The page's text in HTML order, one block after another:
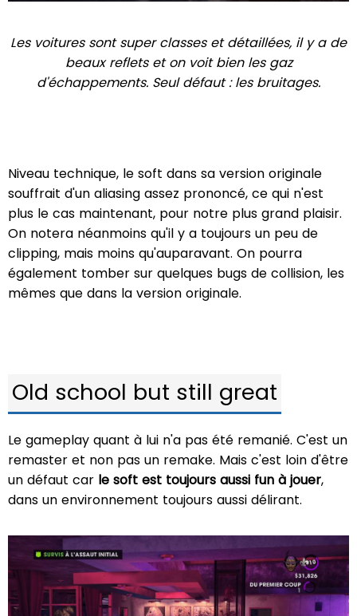
Les voitures sont super classes et détaillées, il y a de
beaux reflets et on voit bien les gaz
d'échappements. Seul défaut : les bruitages.
Niveau technique, le soft dans sa version originale
souffrait d'un aliasing assez prononcé, ce qui n'est
plus le cas maintenant, pour notre plus grand plaisir.
On notera néanmoins qu'il y a toujours un peu de
clipping, mais moins qu'auparavant. On pourra
également tomber sur quelques bugs de collision, les
mêmes que dans la version originale.
Old school but still great
Le gameplay quant à lui n'a pas été remanié. C'est un
remaster et non pas un remake. Mais c'est loin d'être
un défaut car le soft est toujours aussi fun à jouer,
dans un environnement toujours aussi délirant.